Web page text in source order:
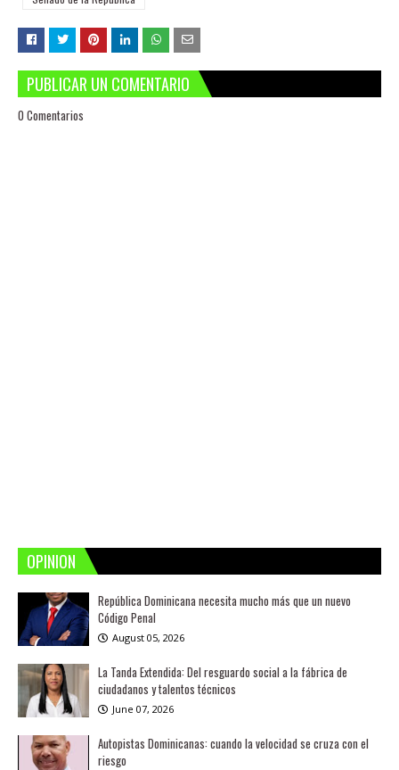
PUBLICAR UN COMENTARIO
0 Comentarios
OPINION
República Dominicana necesita mucho más que un nuevo
Código Penal
August 05, 2026
La Tanda Extendida: Del resguardo social a la fábrica de
ciudadanos y talentos técnicos
June 07, 2026
Autopistas Dominicanas: cuando la velocidad se cruza con el
riesgo